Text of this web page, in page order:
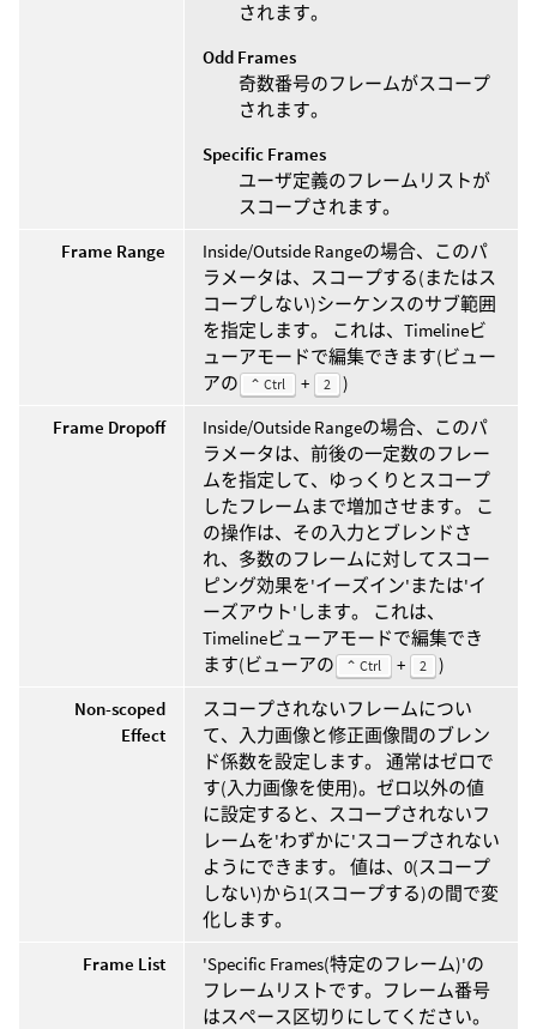
されます。
Odd Frames
奇数番号のフレームがスコープ
されます。
Specific Frames
ユーザ定義のフレームリストが
スコープされます。
Frame Range
Inside/Outside Rangeの場合、このパ
ラメータは、スコープする(またはス
コープしない)シーケンスのサブ範囲
を指定します。 これは、Timelineビ
ューアモードで編集できます(ビュー
アの
⌃ Ctrl + 2
)
Frame Dropoff
Inside/Outside Rangeの場合、このパ
ラメータは、前後の一定数のフレー
ムを指定して、ゆっくりとスコープ
したフレームまで増加させます。 こ
の操作は、その入力とブレンドさ
れ、多数のフレームに対してスコー
ピング効果を'イーズイン'または'イ
ーズアウト'します。 これは、
Timelineビューアモードで編集でき
ます(ビューアの
⌃ Ctrl + 2
)
Non-scoped
Effect
スコープされないフレームについ
て、入力画像と修正画像間のブレン
ド係数を設定します。 通常はゼロで
す(入力画像を使用)。ゼロ以外の値
に設定すると、スコープされないフ
レームを'わずかに'スコープされない
ようにできます。 値は、0(スコープ
しない)から1(スコープする)の間で変
化します。
Frame List
'Specific Frames(特定のフレーム)'の
フレームリストです。フレーム番号
はスペース区切りにしてください。